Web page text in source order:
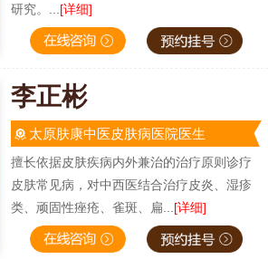
研究。... [详细]
李正彬
太原肤康中医皮肤病医院医生
擅长依据皮肤疾病内外兼治的治疗原则诊疗
皮肤常见病，对中西医结合治疗皮炎、湿疹
类、顽固性痤疮、雀斑、扁...[详细]